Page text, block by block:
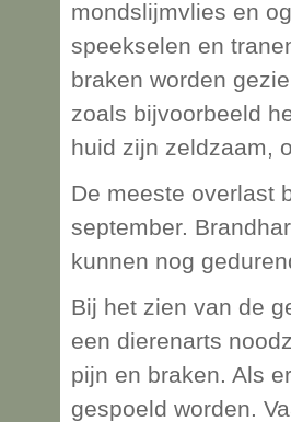
mondslijmvlies en
speekselen en
braken worden
zoals bijvoorbeeld
huid zijn zeldzaam,
De meeste overlast
september.
kunnen nog
Bij het zien van de
een dierenarts
pijn en braken. Als
gespoeld worden.